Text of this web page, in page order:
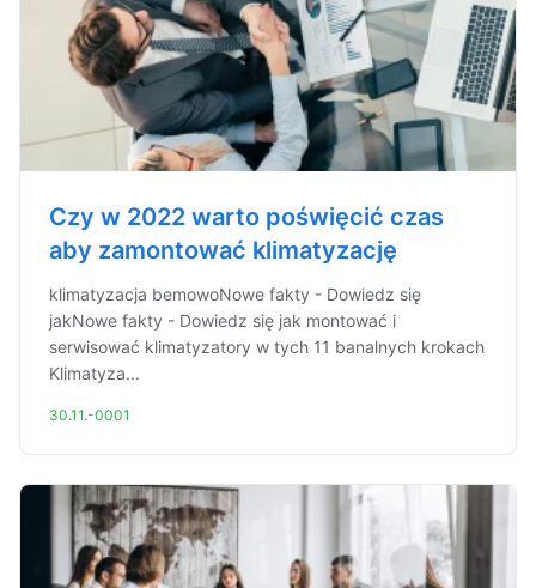
Czy w 2022 warto poświęcić czas
aby zamontować klimatyzację
klimatyzacja bemowoNowe fakty - Dowiedz się
jakNowe fakty - Dowiedz się jak montować i
serwisować klimatyzatory w tych 11 banalnych krokach
Klimatyza...
30.11.-0001